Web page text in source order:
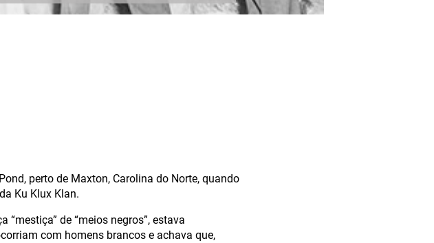
perto de Maxton, Carolina do Norte, quando
Ku Klux Klan.
de “meios negros”, estava
com homens brancos e achava que,